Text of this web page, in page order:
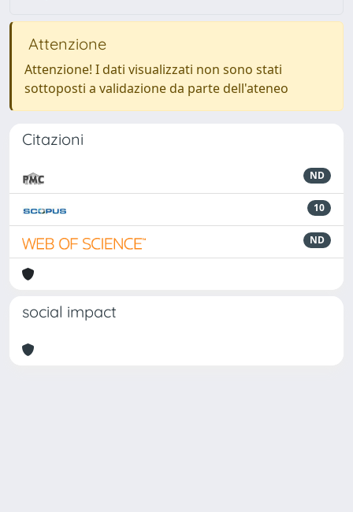
Attenzione
Attenzione! I dati visualizzati non sono stati
sottoposti a validazione da parte dell'ateneo
Citazioni
ND
10
ND
social impact